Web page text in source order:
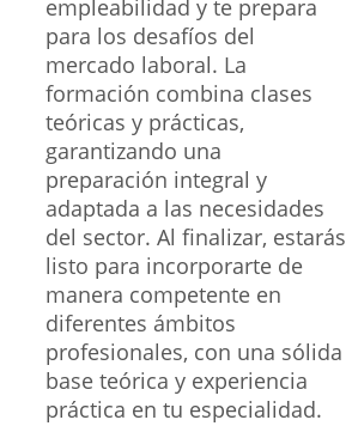
empleabilidad y te prepara
para los desafíos del
mercado laboral. La
formación combina clases
teóricas y prácticas,
garantizando una
preparación integral y
adaptada a las necesidades
del sector. Al finalizar, estarás
listo para incorporarte de
manera competente en
diferentes ámbitos
profesionales, con una sólida
base teórica y experiencia
práctica en tu especialidad.